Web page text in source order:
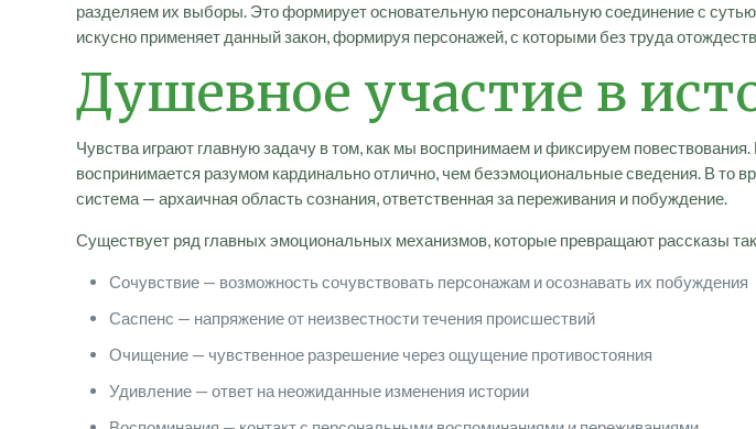
разделяем их выборы. Это формирует основательную персональную соединение с
искусно применяет данный закон, формируя персонажей, с которыми без труда
Душевное участие в
Чувства играют главную задачу в том, как мы воспринимаем и фиксируем
воспринимается разумом кардинально отлично, чем безэмоциональные сведения. В то
система — архаичная область сознания, ответственная за переживания и побуждение.
Существует ряд главных эмоциональных механизмов, которые превращают рассказы
Сочувствие — возможность сочувствовать персонажам и осознавать их побуждения
Саспенс — напряжение от неизвестности течения происшествий
Очищение — чувственное разрешение через ощущение противостояния
Удивление — ответ на неожиданные изменения истории